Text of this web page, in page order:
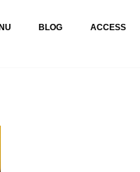
BLOG ACCESS